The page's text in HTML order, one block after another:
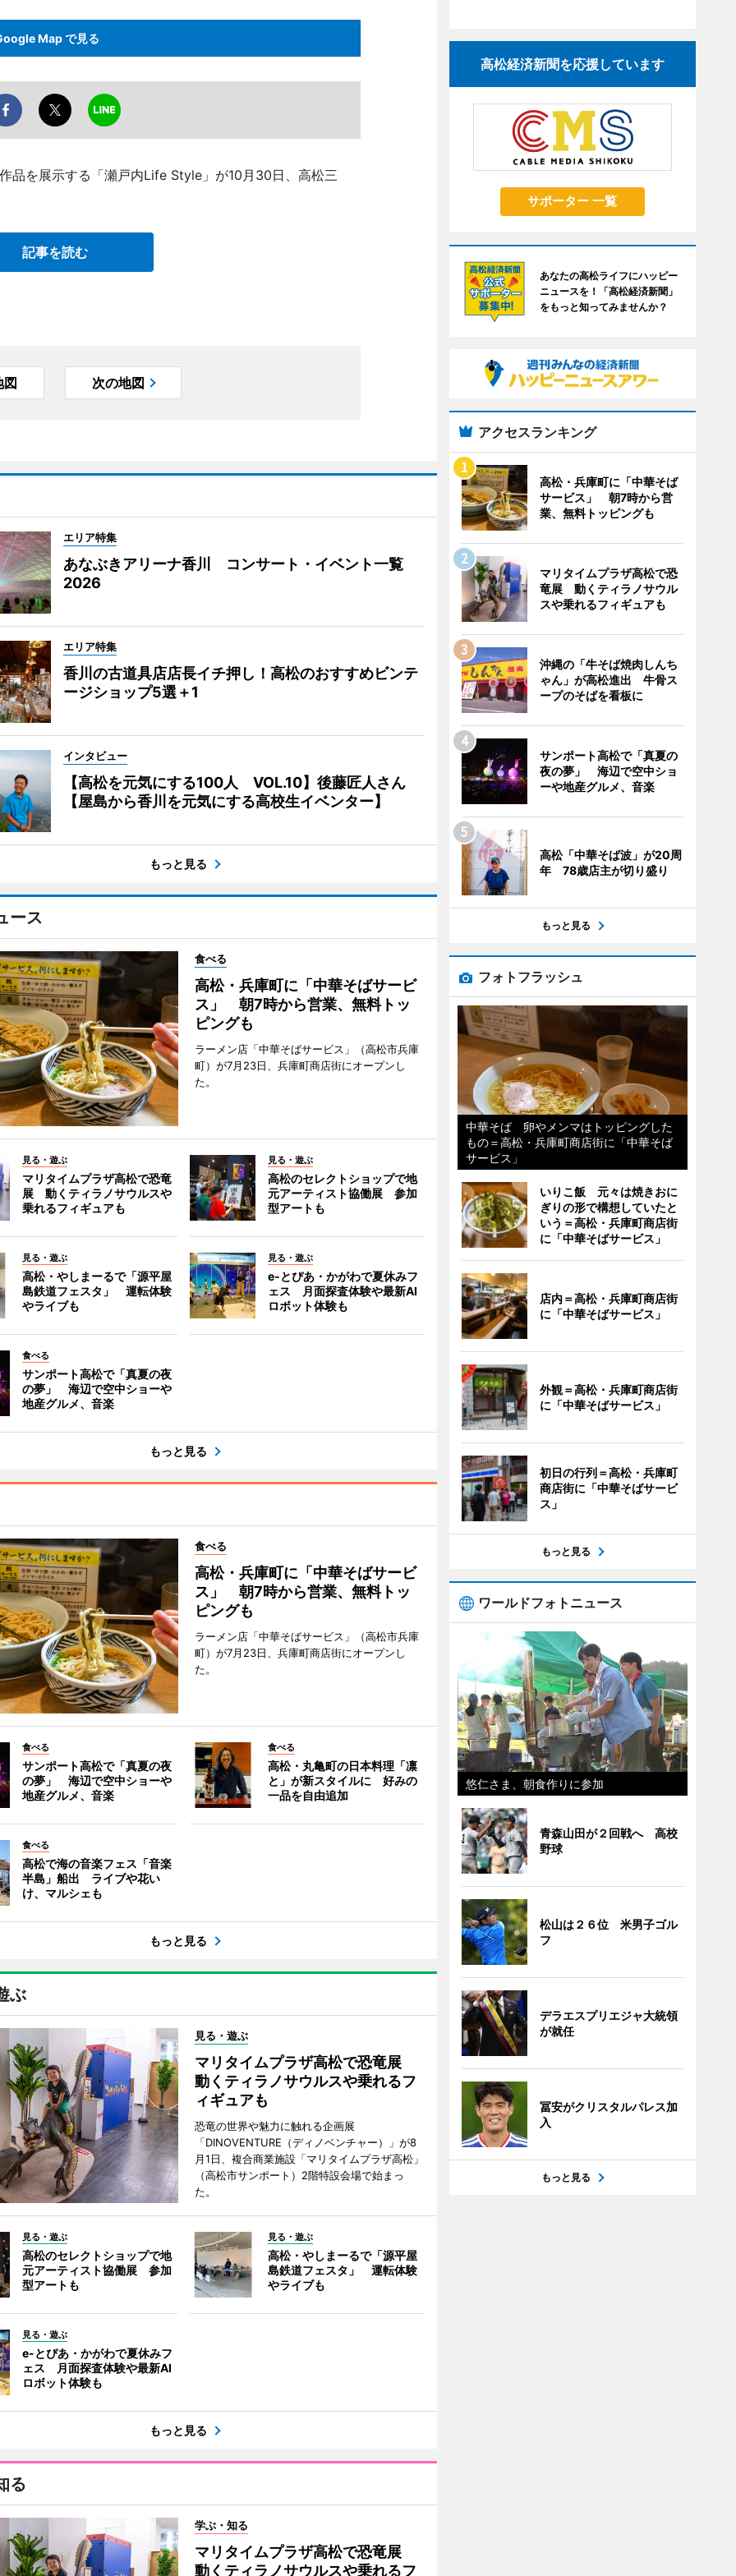
Map で見る
品を展示する「瀬戸内Life Style」が10月30日、高松三
記事を読む
図 次の地図
エリア特集
あなぶきアリーナ香川 コンサート・イベント一覧
2026
エリア特集
香川の古道具店店長イチ押し！高松のおすすめビンテ
ージショップ5選＋1
インタビュー
【高松を元気にする100人 VOL.10】後藤匠人さん
【屋島から香川を元気にする高校生イベンター】
もっと見る
ース
食べる
高松・兵庫町に「中華そばサービ
ス」 朝7時から営業、無料トッ
ピングも
ラーメン店「中華そばサービス」（高松市兵庫
町）が7月23日、兵庫町商店街にオープンし
た。
見る・遊ぶ
マリタイムプラザ高松で恐竜
展 動くティラノサウルスや
乗れるフィギュアも
見る・遊ぶ
高松のセレクトショップで地
元アーティスト協働展 参加
型アートも
見る・遊ぶ
高松・やしまーるで「源平屋
島鉄道フェスタ」 運転体験
やライブも
見る・遊ぶ
e-とぴあ・かがわで夏休みフ
ェス 月面探査体験や最新AI
ロボット体験も
食べる
サンポート高松で「真夏の夜
の夢」 海辺で空中ショーや
地産グルメ、音楽
もっと見る
食べる
高松・兵庫町に「中華そばサービ
ス」 朝7時から営業、無料トッ
ピングも
ラーメン店「中華そばサービス」（高松市兵庫
町）が7月23日、兵庫町商店街にオープンし
た。
食べる
サンポート高松で「真夏の夜
の夢」 海辺で空中ショーや
地産グルメ、音楽
食べる
高松・丸亀町の日本料理「凛
と」が新スタイルに 好みの
一品を自由追加
食べる
高松で海の音楽フェス「音楽
半島」船出 ライブや花い
け、マルシェも
もっと見る
ぶ
見る・遊ぶ
マリタイムプラザ高松で恐竜展
動くティラノサウルスや乗れるフ
ィギュアも
恐竜の世界や魅力に触れる企画展
「DINOVENTURE（ディノベンチャー）」が8
月1日、複合商業施設「マリタイムプラザ高松」
（高松市サンポート）2階特設会場で始まっ
た。
見る・遊ぶ
高松のセレクトショップで地
元アーティスト協働展 参加
型アートも
見る・遊ぶ
高松・やしまーるで「源平屋
島鉄道フェスタ」 運転体験
やライブも
見る・遊ぶ
e-とぴあ・かがわで夏休みフ
ェス 月面探査体験や最新AI
ロボット体験も
もっと見る
る
学ぶ・知る
マリタイムプラザ高松で恐竜展
動くティラノサウルスや乗れるフ
高松経済新聞を応援しています
サポーター 一覧
あなたの高松ライフにハッピー
ニュースを！「高松経済新聞」
をもっと知ってみませんか？
アクセスランキング
高松・兵庫町に「中華そば
サービス」 朝7時から営
業、無料トッピングも
マリタイムプラザ高松で恐
竜展 動くティラノサウル
スや乗れるフィギュアも
沖縄の「牛そば焼肉しんち
ゃん」が高松進出 牛骨ス
ープのそばを看板に
サンポート高松で「真夏の
夜の夢」 海辺で空中ショ
ーや地産グルメ、音楽
高松「中華そば波」が20周
年 78歳店主が切り盛り
もっと見る
フォトフラッシュ
中華そば 卵やメンマはトッピングした
もの＝高松・兵庫町商店街に「中華そば
サービス」
いりこ飯 元々は焼きおに
ぎりの形で構想していたと
いう＝高松・兵庫町商店街
に「中華そばサービス」
店内＝高松・兵庫町商店街
に「中華そばサービス」
外観＝高松・兵庫町商店街
に「中華そばサービス」
初日の行列＝高松・兵庫町
商店街に「中華そばサービ
ス」
もっと見る
ワールドフォトニュース
悠仁さま、朝食作りに参加
青森山田が２回戦へ 高校
野球
松山は２６位 米男子ゴル
フ
デラエスプリエジャ大統領
が就任
冨安がクリスタルパレス加
入
もっと見る